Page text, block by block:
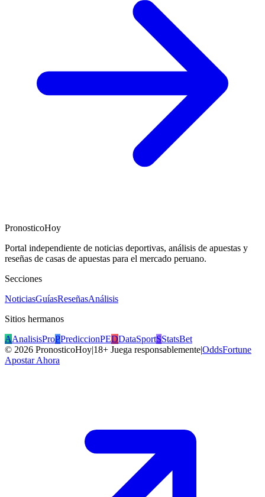
PronosticoHoy
Portal independiente de noticias deportivas, análisis de apuestas y
reseñas de casas de apuestas para el mercado peruano.
Secciones
NoticiasGuíasReseñasAnálisis
Sitios hermanos
AAnalisisProPPrediccionPEDDataSportSStatsBet
© 2026 PronosticoHoy|18+ Juega responsablemente|OddsFortune
Apostar Ahora